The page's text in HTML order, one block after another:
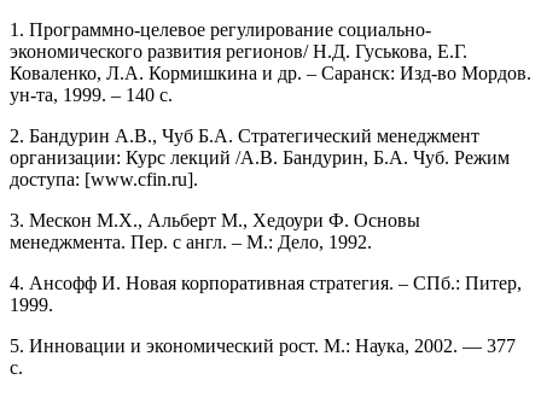
1. Программно-целевое регулирование социально-
экономического развития регионов/ Н.Д. Гуськова, Е.Г.
Коваленко, Л.А. Кормишкина и др. – Саранск: Изд-во Мордов.
ун-та, 1999. – 140 с.
2. Бандурин А.В., Чуб Б.А. Стратегический менеджмент
организации: Курс лекций /А.В. Бандурин, Б.А. Чуб. Режим
доступа: [www.cfin.ru].
3. Мескон М.Х., Альберт М., Хедоури Ф. Основы
менеджмента. Пер. с англ. – М.: Дело, 1992.
4. Ансофф И. Новая корпоративная стратегия. – СПб.: Питер,
1999.
5. Инновации и экономический рост. М.: Наука, 2002. — 377
с.